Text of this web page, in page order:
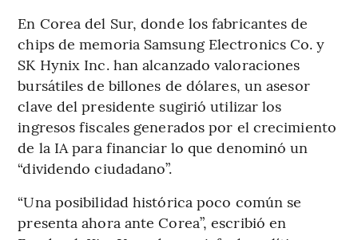
En Corea del Sur, donde los fabricantes de
chips de memoria Samsung Electronics Co. y
SK Hynix Inc. han alcanzado valoraciones
bursátiles de billones de dólares, un asesor
clave del presidente sugirió utilizar los
ingresos fiscales generados por el crecimiento
de la IA para financiar lo que denominó un
“dividendo ciudadano”.
“Una posibilidad histórica poco común se
presenta ahora ante Corea”, escribió en